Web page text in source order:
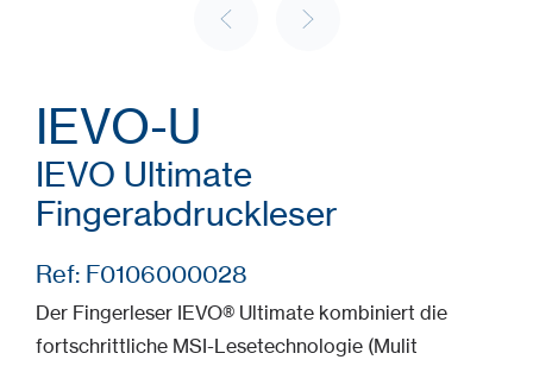
IEVO-U
IEVO Ultimate
Fingerabdruckleser
Ref: F0106000028
Der Fingerleser IEVO® Ultimate kombiniert die
fortschrittliche MSI-Lesetechnologie (Mulit